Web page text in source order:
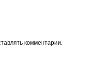
комментарии.